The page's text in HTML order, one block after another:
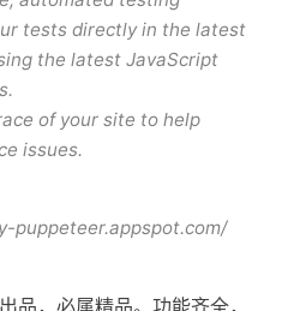
tests directly in the latest
the latest JavaScript
of your site to help
issues.
puppeteer.appspot.com/
品，必属精品。功能齐全，